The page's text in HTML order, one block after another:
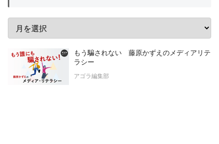
もう騙されない 藤原かずえのメディアリテ
ラシー
アゴラ編集部